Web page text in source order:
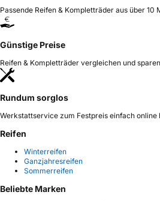
Passende Reifen & Kompletträder aus über 10
Günstige Preise
Reifen & Kompletträder vergleichen und
Rundum sorglos
Werkstattservice zum Festpreis einfach online
Reifen
Winterreifen
Ganzjahresreifen
Sommerreifen
Beliebte Marken